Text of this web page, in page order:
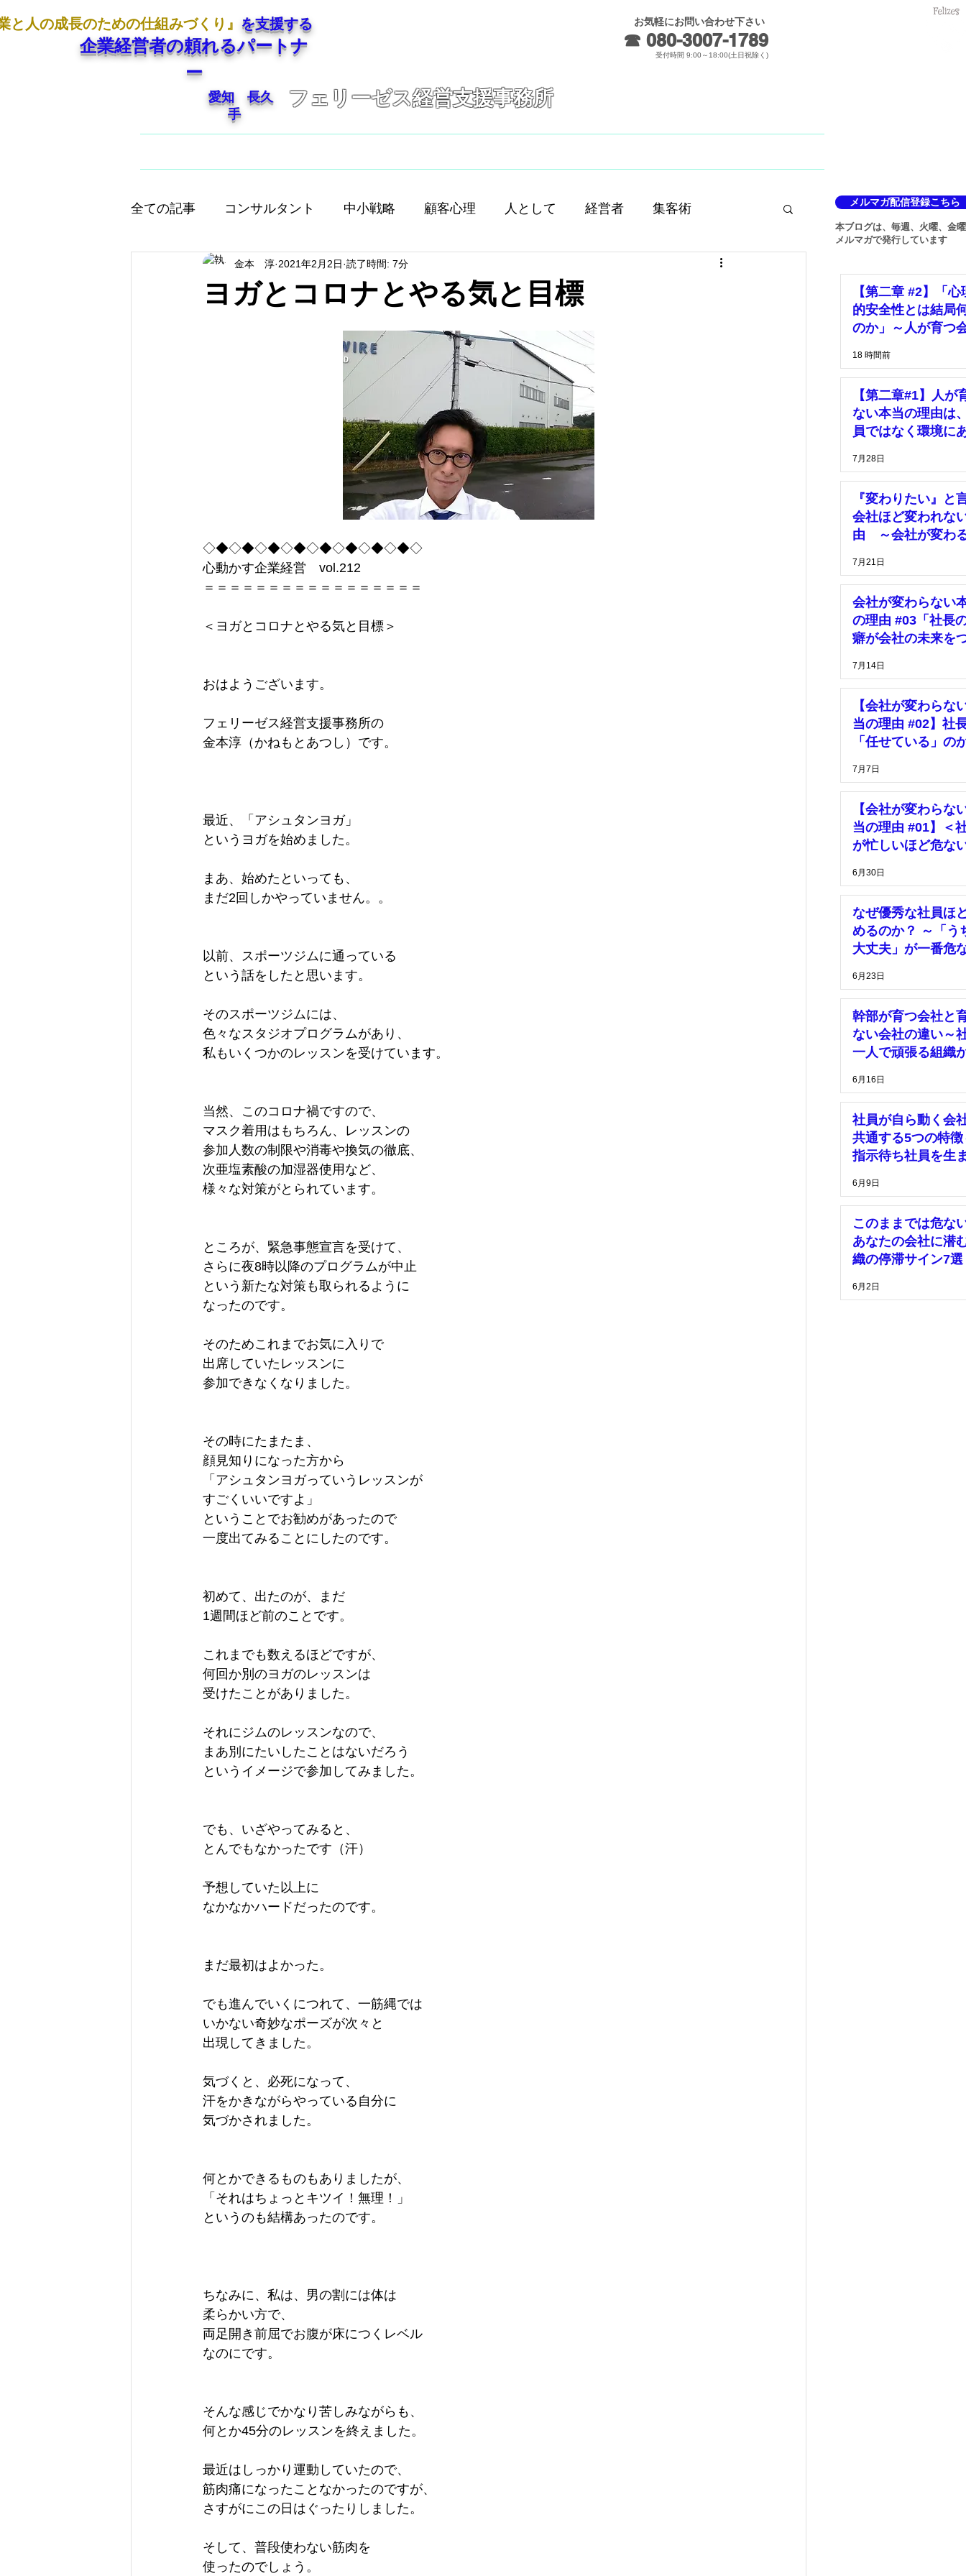
と人の成長のための仕組みづくり』 を支援する
企業経営者の頼れるパートナ
ー
愛知 長久
手
フェリーゼス経営支援事務所
お気軽にお問い合わせ下さい
☎ 080-3007-1789​
受付時間 9:00～18:00(土日祝除く)
全ての記事 コンサルタント 中小戦略 顧客心理 人として 経営者 集客術
人として大切なこと 店舗経営 人間
人間心理 販促 場づくり
志
ヨガとコロナとやる気と目標
金本 淳 2021年2月2日 読了時間: 7分
◇◆◇◆◇◆◇◆◇◆◇◆◇◆◇◆◇
心動かす企業経営　vol.212
＝＝＝＝＝＝＝＝＝＝＝＝＝＝＝＝＝
＜ヨガとコロナとやる気と目標＞
おはようございます。
フェリーゼス経営支援事務所の
金本淳（かねもとあつし）です。
最近、「アシュタンヨガ」
というヨガを始めました。
まあ、始めたといっても、
まだ2回しかやっていません。。
以前、スポーツジムに通っている
という話をしたと思います。
そのスポーツジムには、
色々なスタジオプログラムがあり、
私もいくつかのレッスンを受けています。
当然、このコロナ禍ですので、
マスク着用はもちろん、レッスンの
参加人数の制限や消毒や換気の徹底、
次亜塩素酸の加湿器使用など、
様々な対策がとられています。
ところが、緊急事態宣言を受けて、
さらに夜8時以降のプログラムが中止
という新たな対策も取られるように
なったのです。
そのためこれまでお気に入りで
出席していたレッスンに
参加できなくなりました。
その時にたまたま、
顔見知りになった方から
「アシュタンヨガっていうレッスンが
すごくいいですよ」
ということでお勧めがあったので
一度出てみることにしたのです。
初めて、出たのが、まだ
1週間ほど前のことです。
これまでも数えるほどですが、
何回か別のヨガのレッスンは
受けたことがありました。
それにジムのレッスンなので、
まあ別にたいしたことはないだろう
というイメージで参加してみました。
でも、いざやってみると、
とんでもなかったです（汗）
予想していた以上に
なかなかハードだったのです。
まだ最初はよかった。
でも進んでいくにつれて、一筋縄では
いかない奇妙なポーズが次々と
出現してきました。
気づくと、必死になって、
汗をかきながらやっている自分に
気づかされました。
何とかできるものもありましたが、
「それはちょっとキツイ！無理！」
というのも結構あったのです。
ちなみに、私は、男の割には体は
柔らかい方で、
両足開き前屈でお腹が床につくレベル
なのにです。
そんな感じでかなり苦しみながらも、
何とか45分のレッスンを終えました。
最近はしっかり運動していたので、
筋肉痛になったことなかったのですが、
さすがにこの日はぐったりしました。
そして、普段使わない筋肉を
使ったのでしょう。
メルマガ配信登録こちら
本ブログは、毎週、火曜、金
メルマガで発行しています
【第二章 #2】「心
的安全性とは結局
のか」～人が育つ
きる環境」がある
18 時間前
【第二章#1】人が
ない本当の理由は
員ではなく環境に
7月28日
『変わりたい』と
会社ほど変われな
由 ～会社が変わ
った時～
7月21日
会社が変わらない
の理由 #03「社長
癖が会社の未来を
7月14日
【会社が変わらな
当の理由 #02】社
「任せている」の
7月7日
【会社が変わらな
当の理由 #01】＜
が忙しいほど危な
6月30日
なぜ優秀な社員ほ
めるのか？ ～「う
大丈夫」が一番危
6月23日
幹部が育つ会社と
ない会社の違い～
一人で頑張る組織
6月16日
社員が自ら動く会
共通する5つの特徴
指示待ち社員を生
6月9日
このままでは危な
あなたの会社に潜
織の停滞サイン7選
6月2日